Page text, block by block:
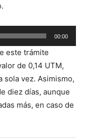
00:00
este trámite
de 0,14 UTM,
sola vez. Asimismo,
diez días, aunque
más, en caso de